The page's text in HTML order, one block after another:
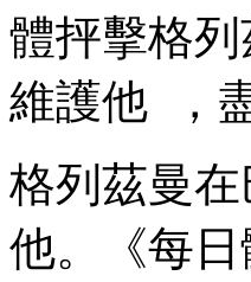
體抨擊格列
維護他 
格列茲曼在
他。《每